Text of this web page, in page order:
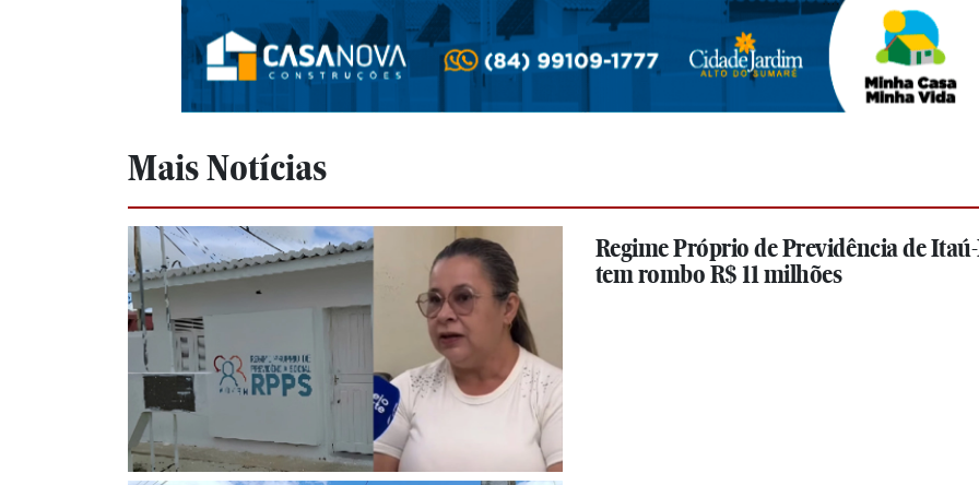
Mais Notícias
Regime Próprio de Previdência de
tem rombo R$ 11 milhões